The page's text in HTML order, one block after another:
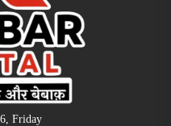
Friday